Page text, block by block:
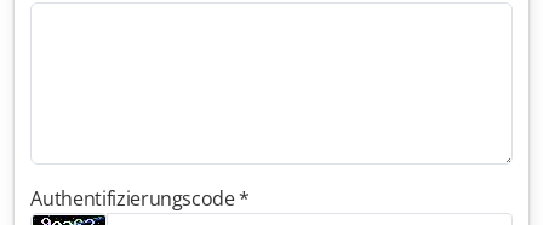
Authentifizierungscode *